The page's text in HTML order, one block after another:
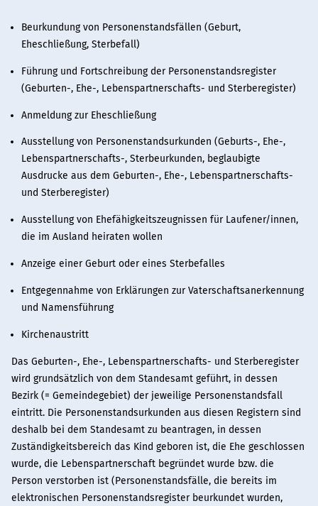
Beurkundung von Personenstandsfällen (Geburt,
Eheschließung, Sterbefall)
Führung und Fortschreibung der Personenstandsregister
(Geburten-, Ehe-, Lebenspartnerschafts- und Sterberegister)
Anmeldung zur Eheschließung
Ausstellung von Personenstandsurkunden (Geburts-, Ehe-,
Lebenspartnerschafts-, Sterbeurkunden, beglaubigte
Ausdrucke aus dem Geburten-, Ehe-, Lebenspartnerschafts-
und Sterberegister)
Ausstellung von Ehefähigkeitszeugnissen für Laufener/innen,
die im Ausland heiraten wollen
Anzeige einer Geburt oder eines Sterbefalles
Entgegennahme von Erklärungen zur Vaterschaftsanerkennung
und Namensführung
Kirchenaustritt
Das Geburten-, Ehe-, Lebenspartnerschafts- und Sterberegister
wird grundsätzlich von dem Standesamt geführt, in dessen
Bezirk (= Gemeindegebiet) der jeweilige Personenstandsfall
eintritt. Die Personenstandsurkunden aus diesen Registern sind
deshalb bei dem Standesamt zu beantragen, in dessen
Zuständigkeitsbereich das Kind geboren ist, die Ehe geschlossen
wurde, die Lebenspartnerschaft begründet wurde bzw. die
Person verstorben ist (Personenstandsfälle, die bereits im
elektronischen Personenstandsregister beurkundet wurden,